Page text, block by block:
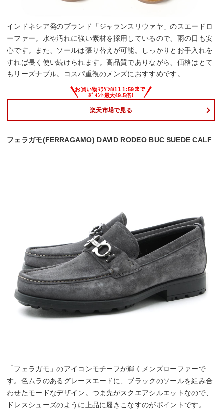
インドネシア発のブランド「ジャランスリウァヤ」のスエードロ
ーファー。水や汚れに強い素材を採用しているので、雨の日も安
心です。また、ソールは張り替えが可能。しっかりとお手入れを
すれば長く使い続けられます。高品質でありながら、価格はとて
もリーズナブル。コスパ重視のメンズにおすすめです。
楽天市場で見る
フェラガモ(FERRAGAMO) DAVID RODEO BUC SUEDE CALF
「フェラガモ」のアイコンモチーフが輝くメンズローファーで
す。色ムラのあるグレースエードに、ブラックのソールを組み合
わせたモードなデザイン。つま先がスクエアシルエットなので、
ドレスシューズのように上品に履きこなすのがポイントです。